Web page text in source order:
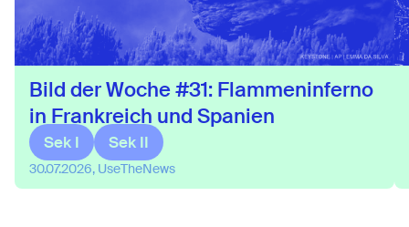
Bild der Woche #31: Flammeninferno
in Frankreich und Spanien
Sek I Sek II
30.07.2026, UseTheNews